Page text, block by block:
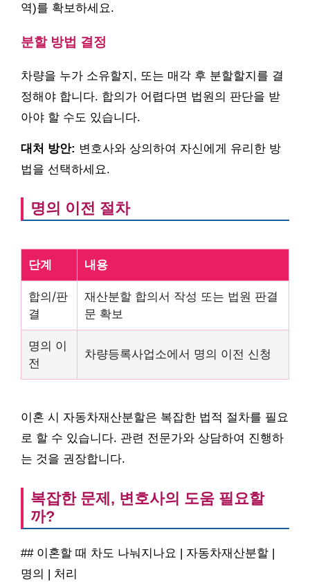
역)를 확보하세요.
분할 방법 결정
차량을 누가 소유할지, 또는 매각 후 분할할지를 결
정해야 합니다. 합의가 어렵다면 법원의 판단을 받
아야 할 수도 있습니다.
대처 방안: 변호사와 상의하여 자신에게 유리한 방
법을 선택하세요.
명의 이전 절차
단계 내용
합의/판
결
재산분할 합의서 작성 또는 법원 판결
문 확보
명의 이
전
차량등록사업소에서 명의 이전 신청
이혼 시 자동차재산분할은 복잡한 법적 절차를 필요
로 할 수 있습니다. 관련 전문가와 상담하여 진행하
는 것을 권장합니다.
복잡한 문제, 변호사의 도움 필요할
까?
## 이혼할 때 차도 나눠지나요 | 자동차재산분할 |
명의 | 처리